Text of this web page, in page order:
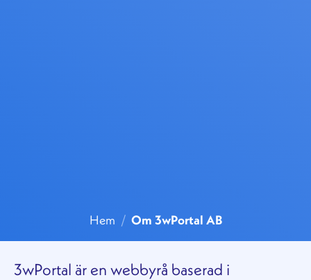
Hem / Om 3wPortal AB
3wPortal är en webbyrå baserad i